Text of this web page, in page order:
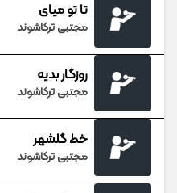
تا تو میای
مجتبی ترکاشوند
روزگار بدیه
مجتبی ترکاشوند
خط گلشهر
مجتبی ترکاشوند